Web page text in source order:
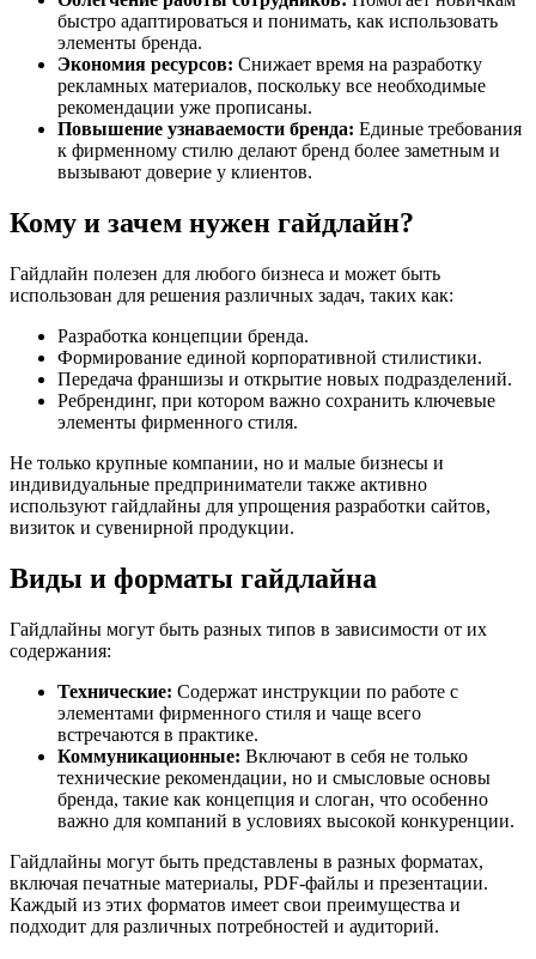
быстро адаптироваться и понимать, как использовать
элементы бренда.
Экономия ресурсов: Снижает время на разработку
рекламных материалов, поскольку все необходимые
рекомендации уже прописаны.
Повышение узнаваемости бренда: Единые требования
к фирменному стилю делают бренд более заметным и
вызывают доверие у клиентов.
Кому и зачем нужен гайдлайн?
Гайдлайн полезен для любого бизнеса и может быть
использован для решения различных задач, таких как:
Разработка концепции бренда.
Формирование единой корпоративной стилистики.
Передача франшизы и открытие новых подразделений.
Ребрендинг, при котором важно сохранить ключевые
элементы фирменного стиля.
Не только крупные компании, но и малые бизнесы и
индивидуальные предприниматели также активно
используют гайдлайны для упрощения разработки сайтов,
визиток и сувенирной продукции.
Виды и форматы гайдлайна
Гайдлайны могут быть разных типов в зависимости от их
содержания:
Технические: Содержат инструкции по работе с
элементами фирменного стиля и чаще всего
встречаются в практике.
Коммуникационные: Включают в себя не только
технические рекомендации, но и смысловые основы
бренда, такие как концепция и слоган, что особенно
важно для компаний в условиях высокой конкуренции.
Гайдлайны могут быть представлены в разных форматах,
включая печатные материалы, PDF-файлы и презентации.
Каждый из этих форматов имеет свои преимущества и
подходит для различных потребностей и аудиторий.